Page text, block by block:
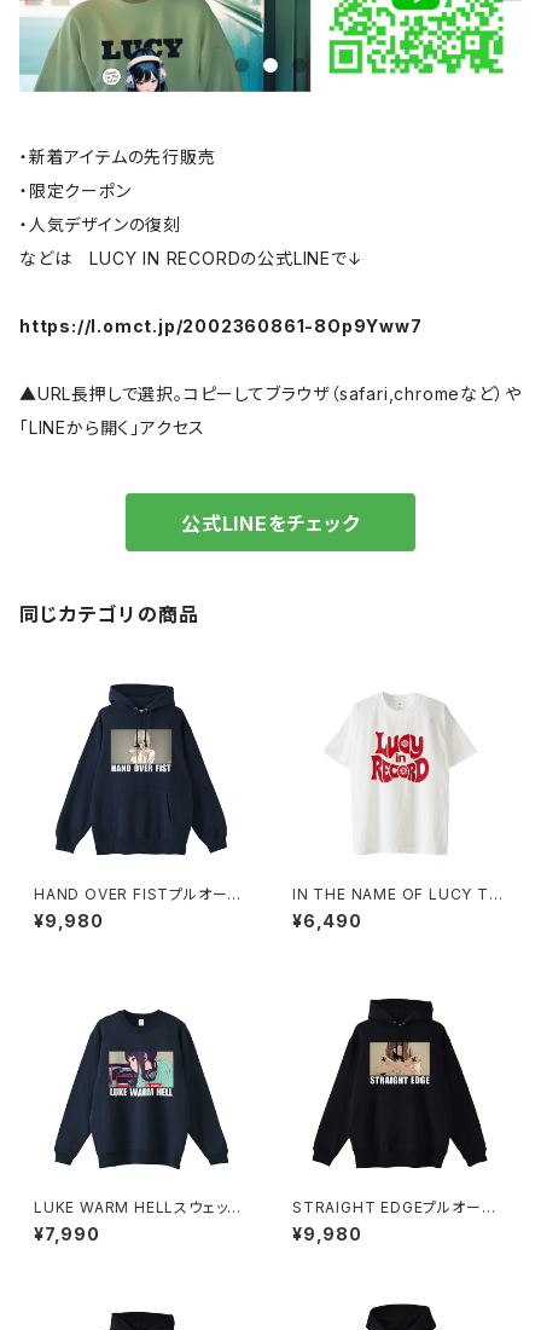
・新着アイテムの先行販売
・限定クーポン
・人気デザインの復刻
などは LUCY IN RECORDの公式LINEで↓
https://l.omct.jp/2002360861-8Op9Yww7
▲URL長押しで選択。コピーしてブラウザ（safari,chromeなど）や
「LINEから開く」アクセス
公式LINEをチェック
同じカテゴリの商品
HAND OVER FISTプルオーバ
ーパーカー 1014-230221350
¥9,980
IN THE NAME OF LUCY Tシ
ャツ_Red Medicine 1014-23
0221313
¥6,490
LUKE WARM HELLスウェット
シャツ 1014-230221342
¥7,990
STRAIGHT EDGEプルオーバ
ーパーカー 1014-230221347
¥9,980